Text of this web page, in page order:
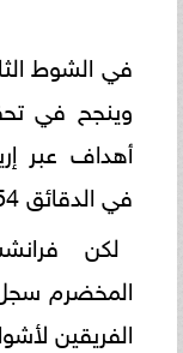
في الشوط
أهداف عبر
في الدقائق 54 و60 و87 على الترتيب.
لكن
الفريقين